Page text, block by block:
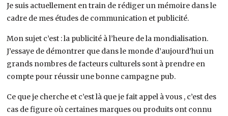
Je suis actuellement en train de rédiger un mémoire dans le
cadre de mes études de communication et publicité.
Mon sujet c’est : la publicité à l’heure de la mondialisation.
J’essaye de démontrer que dans le monde d’aujourd’hui un
grands nombres de facteurs culturels sont à prendre en
compte pour réussir une bonne campagne pub.
Ce que je cherche et c’est là que je fait appel à vous , c’est des
cas de figure où certaines marques ou produits ont connu